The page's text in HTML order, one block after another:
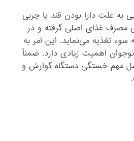
به علت دارا بودن قند یا چربی
مصرف غذای اصلی گرفته و در
سوء تغذیه می‌نماید. این امر به
اهمیت زیادی دارد. ضمناً
مهم خستگی دستگاه گوارش و